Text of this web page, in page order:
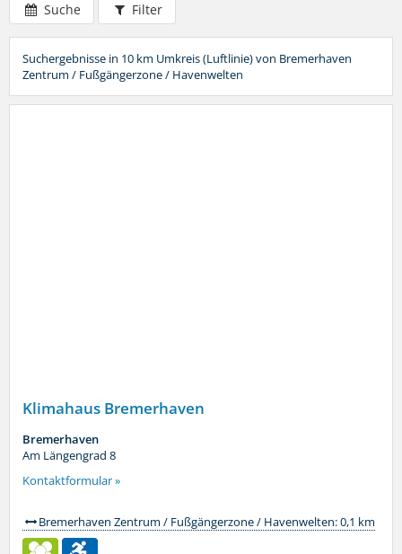
Suche Filter
Suchergebnisse in 10 km Umkreis (Luftlinie) von Bremerhaven
Zentrum / Fußgängerzone / Havenwelten
Klimahaus Bremerhaven
Bremerhaven
Am Längengrad 8
Kontaktformular »
Bremerhaven Zentrum / Fußgängerzone / Havenwelten: 0,1 km